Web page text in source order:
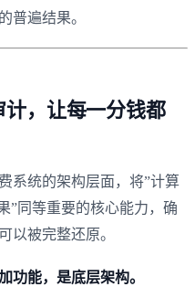
普遍结果。
，让每一分钱都
统的架构层面，将”计算
”同等重要的核心能力，确
以被完整还原。
功能，是底层架构。